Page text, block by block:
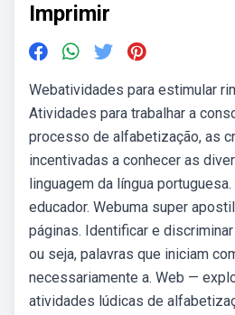
Imprimir
Webatividades para estimular
Atividades para trabalhar a
processo de alfabetização, as
incentivadas a conhecer as
linguagem da língua
educador. Webuma super
páginas. Identificar e
ou seja, palavras que iniciam
necessariamente a. Web —
atividades lúdicas de